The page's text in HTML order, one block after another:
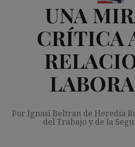
UNA
CRÍTICA
Por Ignasi Beltran de Heredia
del Trabajo y de la